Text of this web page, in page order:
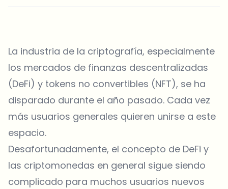
La industria de la criptografía, especialmente
los mercados de finanzas descentralizadas
(DeFi) y tokens no convertibles (NFT), se ha
disparado durante el año pasado. Cada vez
más usuarios generales quieren unirse a este
espacio.
Desafortunadamente, el concepto de DeFi y
las criptomonedas en general sigue siendo
complicado para muchos usuarios nuevos